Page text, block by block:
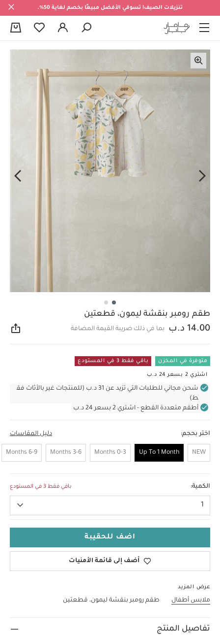
تنزيلات الصيف! تسوقي الأفضل مبيعًا بخصم لغاية 50%.
طقم رومبر بنقشة ليمون، قطعتين
14.00 د.ب بما في ذلك ضريبة القيمة المضافة
متوفرة في المخزن باقي فقط 3 في المستودع
اشتري 2 بسعر 24 د.ب
شحن مجاني للطلبات التي تزيد عن 31 د.ب (للمنتجات غير بالأثاث فق
ط)
أطقم متعددة القطع - اشتري 2 بسعر 24 د.ب
اختر بحجم: دليل المقاسات
NEW
Up To 1 Month
0-3 Months
3-6 Months
6-9 Months
الكمية: باقي فقط 3 في المستودع
1
اضف للحقيبة
أضف إلى قائمة الأمنيات
عرض المزيد
ملابس أطفال طقم رومبر بنقشة ليمون، قطعتين
تفاصيل المنتج